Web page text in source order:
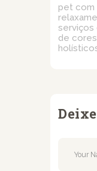
pet com
serviços
de cores